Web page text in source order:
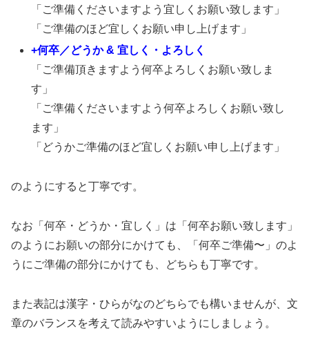
「ご準備くださいますよう宜しくお願い致します」
「ご準備のほど宜しくお願い申し上げます」
+何卒／どうか & 宜しく・よろしく
「ご準備頂きますよう何卒よろしくお願い致しま
す」
「ご準備くださいますよう何卒よろしくお願い致し
ます」
「どうかご準備のほど宜しくお願い申し上げます」
のようにすると丁寧です。
なお「何卒・どうか・宜しく」は「何卒お願い致します」
のようにお願いの部分にかけても、「何卒ご準備〜」のよ
うにご準備の部分にかけても、どちらも丁寧です。
また表記は漢字・ひらがなのどちらでも構いませんが、文
章のバランスを考えて読みやすいようにしましょう。